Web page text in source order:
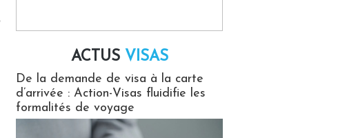
ACTUS VISAS
De la demande de visa à la carte
d’arrivée : Action-Visas fluidifie les
formalités de voyage